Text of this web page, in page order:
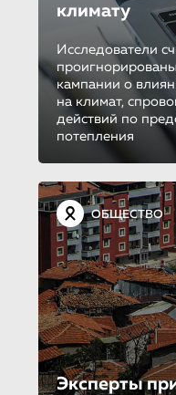
климату
Исследователи
кампании о
на климат,
действий по
потепления
ОБЩЕСТВО
Эксперты